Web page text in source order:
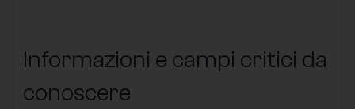
Informazioni e campi critici da
conoscere